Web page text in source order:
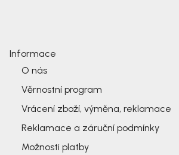
Informace
O nás
Věrnostní program
Vrácení zboží, výměna, reklamace
Reklamace a záruční podmínky
Možnosti platby